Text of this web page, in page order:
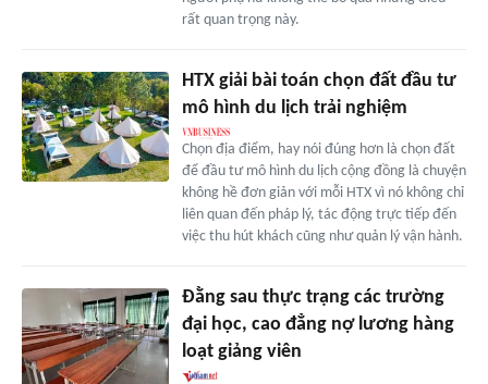
rất quan trọng này.
HTX giải bài toán chọn đất đầu tư
mô hình du lịch trải nghiệm
Chọn địa điểm, hay nói đúng hơn là chọn đất
để đầu tư mô hình du lịch cộng đồng là chuyện
không hề đơn giản với mỗi HTX vì nó không chỉ
liên quan đến pháp lý, tác động trực tiếp đến
việc thu hút khách cũng như quản lý vận hành.
Đằng sau thực trạng các trường
đại học, cao đẳng nợ lương hàng
loạt giảng viên